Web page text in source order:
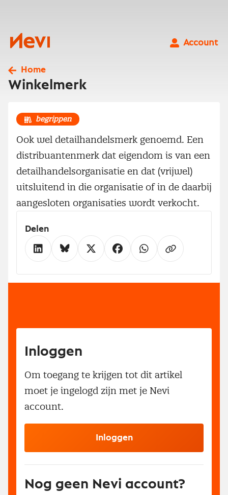
Nevi
Account
Home
Winkelmerk
begrippen
Ook wel detailhandelsmerk genoemd. Een
distribuantenmerk dat eigendom is van een
detailhandelsorganisatie en dat (vrijwel)
uitsluitend in die organisatie of in de daarbij
aangesloten organisaties wordt verkocht.
Delen
Inloggen
Om toegang te krijgen tot dit artikel
moet je ingelogd zijn met je Nevi
account.
Inloggen
Nog geen Nevi account?